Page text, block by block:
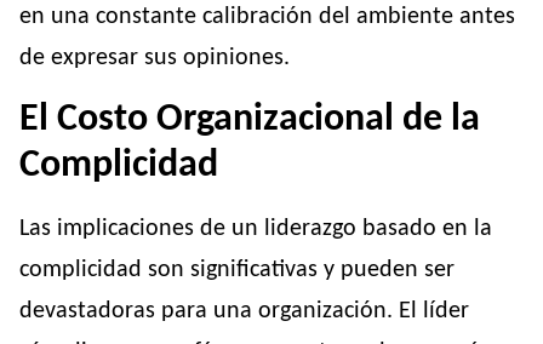
en una constante calibración del ambiente antes
de expresar sus opiniones.
El Costo Organizacional de la
Complicidad
Las implicaciones de un liderazgo basado en la
complicidad son significativas y pueden ser
devastadoras para una organización. El líder